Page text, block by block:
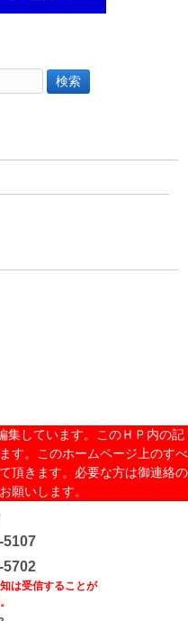
しています。このＨＰ内の記
す。このホームページ上のすべ
頂きます。必要な方は御連絡の
願いします。
5107
5702
は受信することが